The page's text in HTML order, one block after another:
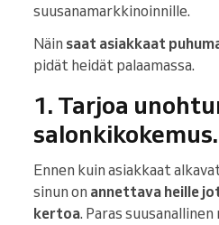
suusanamarkkinoinnille.
Näin saat asiakkaat
pidät heidät palaamassa.
1. Tarjoa
salonkikokemus.
Ennen kuin asiakkaat
sinun on annettava heille
kertoa. Paras